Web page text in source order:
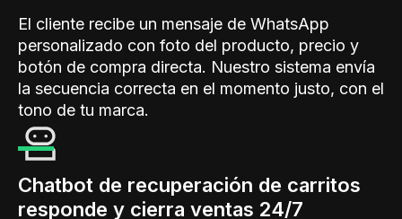
El cliente recibe un mensaje de WhatsApp
personalizado con foto del producto, precio y
botón de compra directa. Nuestro sistema envía
la secuencia correcta en el momento justo, con el
tono de tu marca.
Chatbot de recuperación de carritos
responde y cierra ventas 24/7